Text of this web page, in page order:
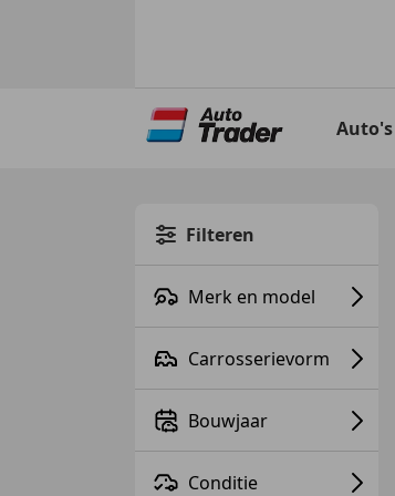
Auto's
Filteren
Merk en model
Carrosserievorm
Bouwjaar
Conditie